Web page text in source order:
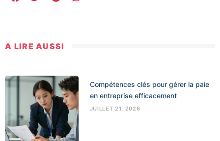
A LIRE AUSSI
Compétences clés pour gérer la paie
en entreprise efficacement
JUILLET 21, 2026